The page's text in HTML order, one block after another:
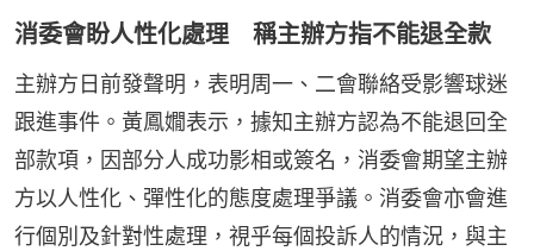
消委會盼人性化處理 稱主辦方指不能退全款
主辦方日前發聲明，表明周一、二會聯絡受影響球迷
跟進事件。黃鳳嫺表示，據知主辦方認為不能退回全
部款項，因部分人成功影相或簽名，消委會期望主辦
方以人性化、彈性化的態度處理爭議。消委會亦會進
行個別及針對性處理，視乎每個投訴人的情況，與主